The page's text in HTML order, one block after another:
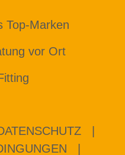
Top-Marken
vor Ort